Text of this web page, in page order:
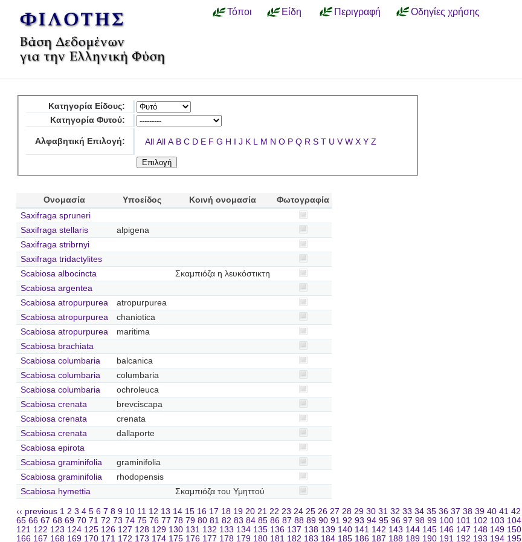
Τόποι Είδη Περιγραφή Οδηγίες χρήσης
Κατηγορία Είδους:
Κατηγορία Φυτού:
Αλφαβητική Επιλογή: All All A B C D E F G H I J K L M N O P Q R S T U V W X Y Z
Ονομασία Υποείδος Κοινή ονομασία
Φωτογραφία
Saxifraga spruneri
Saxifraga stellaris
alpigena
Saxifraga stribrnyi
Saxifraga tridactylites
Scabiosa albocincta
Σκαμπιόζα η λευκόστικτη
Scabiosa argentea
Scabiosa atropurpurea
atropurpurea
Scabiosa atropurpurea
chaniotica
Scabiosa atropurpurea
maritima
Scabiosa brachiata
Scabiosa columbaria
balcanica
Scabiosa columbaria
columbaria
Scabiosa columbaria
ochroleuca
Scabiosa crenata
brevciscapa
Scabiosa crenata
crenata
Scabiosa crenata
dallaporte
Scabiosa epirota
Scabiosa graminifolia
graminifolia
Scabiosa graminifolia
rhodopensis
Scabiosa hymettia
Σκαμπιόζα του Υμηττού
‹‹ previous 1 2 3 4 5 6 7 8 9 10 11 12 13 14 15 16 17 18 19 20 21 22 23 24 25 26 27 28 29 30 31 32 33 34 35 36 37 38 39 40 41 42
65 66 67 68 69 70 71 72 73 74 75 76 77 78 79 80 81 82 83 84 85 86 87 88 89 90 91 92 93 94 95 96 97 98 99 100 101 102 103 104
121 122 123 124 125 126 127 128 129 130 131 132 133 134 135 136 137 138 139 140 141 142 143 144 145 146 147 148 149 150
166 167 168 169 170 171 172 173 174 175 176 177 178 179 180 181 182 183 184 185 186 187 188 189 190 191 192 193 194 195